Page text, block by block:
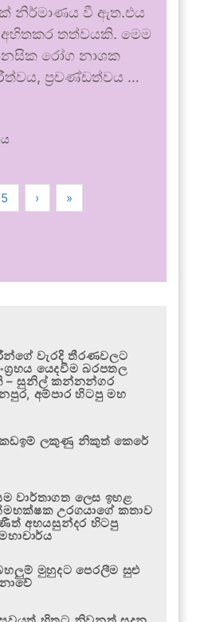
නිර්මාණය වී ඇත.එය
අහිතකර තත්වයකි. මෙම
රෝග නාශක
ප්‍රචණ්ඩත්වය …
5 › »
වැරදි තීරණවලට
යෙදවීම බරපතල
– සුනිල් කන්නන්ගර
අම්පාර හිටපු මහ
කඩඉම් ලකුණු නිකුත් කෙරේ
වාර්තාගත ලෙස ඉහළ
උරගයාගේ කතාව
අභයසුන්දර හිටපු
මුහුදට පෙරලීම සුළු